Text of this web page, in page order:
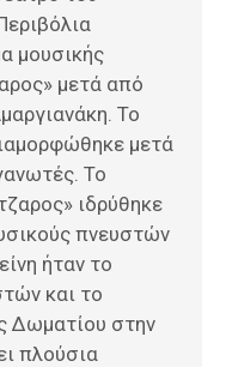
μουσικής
μετά από
Το
μετά
Το
ιδρύθηκε
πνευστών
ήταν το
και το
Δωματίου στην
πλούσια